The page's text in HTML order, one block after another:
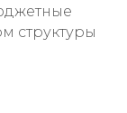
структуры